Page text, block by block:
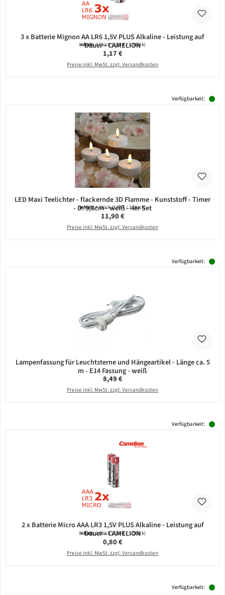
3 x Batterie Mignon AA LR6 1,5V PLUS Alkaline - Leistung auf
Dauer - CAMELION
Inhalt:3 Stück(0,39 € / 1 Stück)
Regulärer Preis:
1,17 €
Preise inkl. MwSt. zzgl. Versandkosten
Verfügbarkeit:
LED Maxi Teelichter - flackernde 3D Flamme - Kunststoff - Timer
- D: 5,8cm - weiß - 4er Set
Inhalt:4 Stück(2,98 € / 1 Stück)
Regulärer Preis:
11,90 €
Preise inkl. MwSt. zzgl. Versandkosten
Verfügbarkeit:
Lampenfassung für Leuchtsterne und Hängeartikel - Länge ca. 5
m - E14 Fassung - weiß
Regulärer Preis:
8,49 €
Preise inkl. MwSt. zzgl. Versandkosten
Verfügbarkeit:
2 x Batterie Micro AAA LR3 1,5V PLUS Alkaline - Leistung auf
Dauer - CAMELION
Inhalt:2 Stück(0,40 € / 1 Stück)
Regulärer Preis:
0,80 €
Preise inkl. MwSt. zzgl. Versandkosten
Verfügbarkeit: